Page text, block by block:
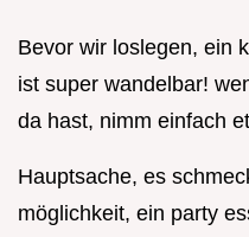
Bevor wir loslegen, ein
ist super wandelbar!
da hast, nimm einfach
Hauptsache, es
möglichkeit, ein party